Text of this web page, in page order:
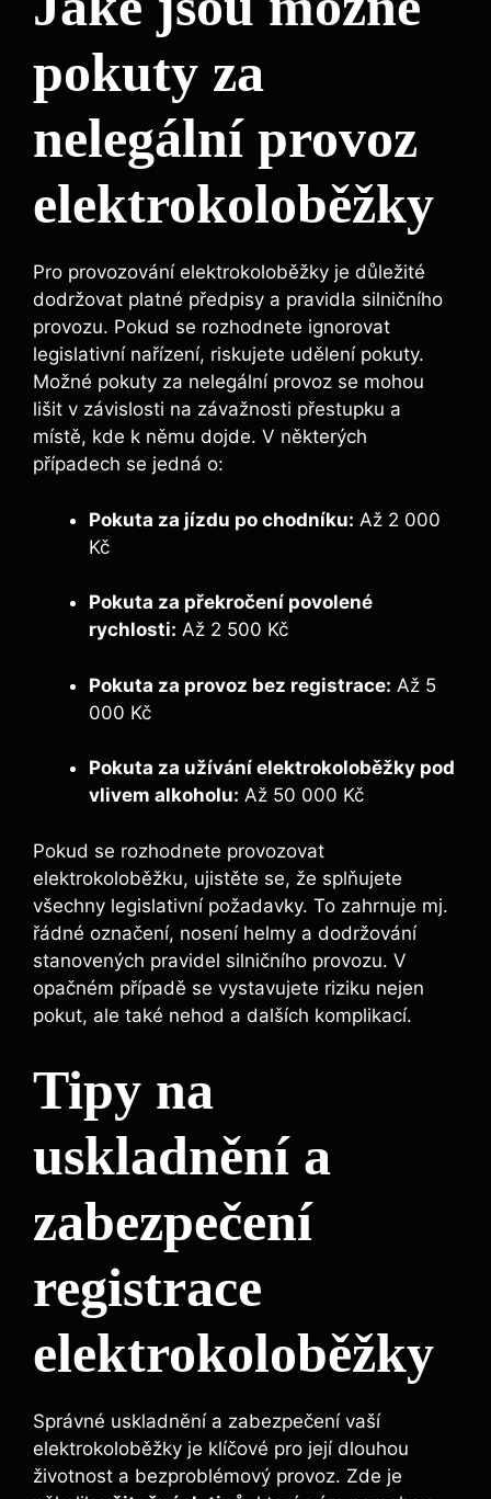
pokuty za
nelegální provoz
elektrokoloběžky
Pro provozování elektrokoloběžky je důležité
dodržovat platné předpisy a pravidla silničního
provozu. Pokud se rozhodnete ignorovat
legislativní nařízení, riskujete udělení pokuty.
Možné pokuty za nelegální provoz se mohou
lišit v závislosti na závažnosti přestupku a
místě, kde k němu dojde. V některých
případech se jedná o:
Pokuta za jízdu po chodníku: Až 2 000
Kč
Pokuta za překročení povolené
rychlosti: Až 2 500 Kč
Pokuta za provoz bez registrace: Až 5
000 Kč
Pokuta za užívání elektrokoloběžky pod
vlivem alkoholu: Až 50 000 Kč
Pokud se rozhodnete provozovat
elektrokoloběžku, ujistěte se, že splňujete
všechny legislativní požadavky. To zahrnuje mj.
řádné označení, nosení helmy a dodržování
stanovených pravidel silničního provozu. V
opačném případě se vystavujete riziku nejen
pokut, ale také nehod a dalších komplikací.
Tipy na
uskladnění a
zabezpečení
registrace
elektrokoloběžky
Správné uskladnění a zabezpečení vaší
elektrokoloběžky je klíčové pro její dlouhou
životnost a bezproblémový provoz. Zde je